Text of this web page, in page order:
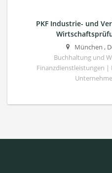
PKF Industrie- und
München ,
Buchhaltung und
Finanzdienstleistungen |